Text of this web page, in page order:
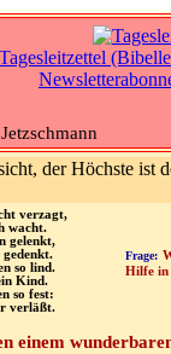
der Höchste ist
verzagt,
wacht.
gelenkt,
so lind.
Kind.
so fest:
verläßt.
Frage:
Hilfe in
einem